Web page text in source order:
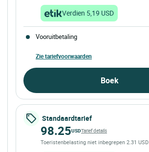
Verdien 5,19 USD
Vooruitbetaling
Zie tariefvoorwaarden
Boek
Standaardtarief
98.25USDTarief details
Toeristenbelasting niet inbegrepen 2.31 USD